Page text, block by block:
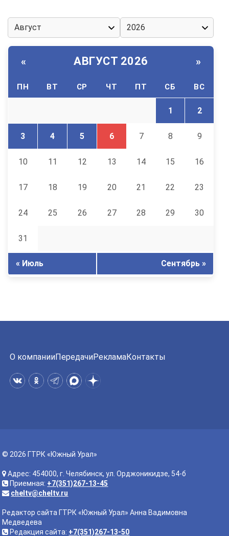
« АВГУСТ 2026 »
ПН ВТ СР ЧТ ПТ СБ ВС
1 2
3 4 5 6 7 8 9
10 11 12 13 14 15 16
17 18 19 20 21 22 23
24 25 26 27 28 29 30
31
« Июль Сентябрь »
О компанииПередачиРекламаКонтакты
© 2026 ГТРК «Южный Урал»
Адрес: 454000, г. Челябинск, ул. Орджоникидзе, 54-б
Приемная: +7(351)267-13-45
cheltv@cheltv.ru
Редактор сайта ГТРК «Южный Урал» Анна Вадимовна
Медведева
Редакция сайта: +7(351)267-13-50